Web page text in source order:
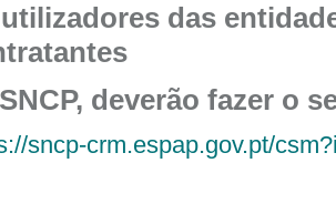
das
deverão fazer o
sncp-crm.espap.gov.pt/